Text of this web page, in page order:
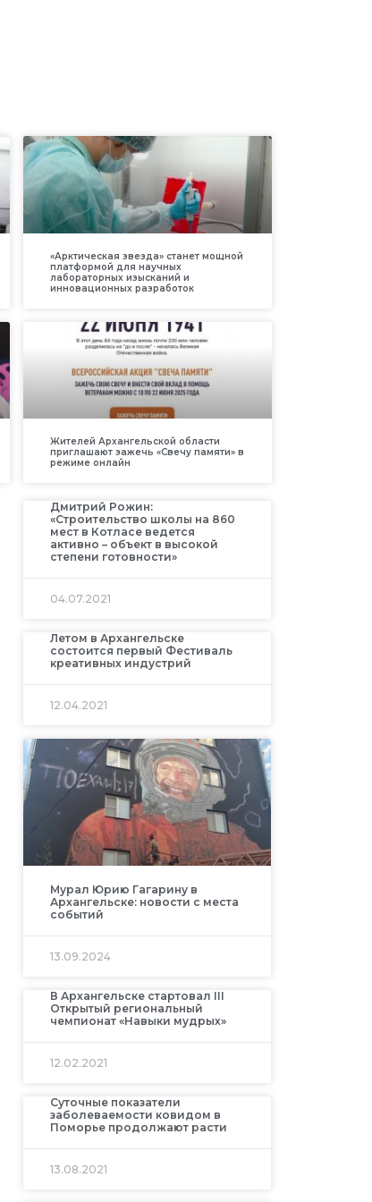
«Арктическая звезда» станет мощной
платформой для научных
лабораторных изысканий и
инновационных разработок
Жителей Архангельской области
приглашают зажечь «Свечу памяти» в
режиме онлайн
Дмитрий Рожин:
«Строительство школы на 860
мест в Котласе ведется
активно – объект в высокой
степени готовности»
04.07.2021
Летом в Архангельске
состоится первый Фестиваль
креативных индустрий
12.04.2021
Мурал Юрию Гагарину в
Архангельске: новости с места
событий
13.09.2024
В Архангельске стартовал III
Открытый региональный
чемпионат «Навыки мудрых»
12.02.2021
Суточные показатели
заболеваемости ковидом в
Поморье продолжают расти
13.08.2021